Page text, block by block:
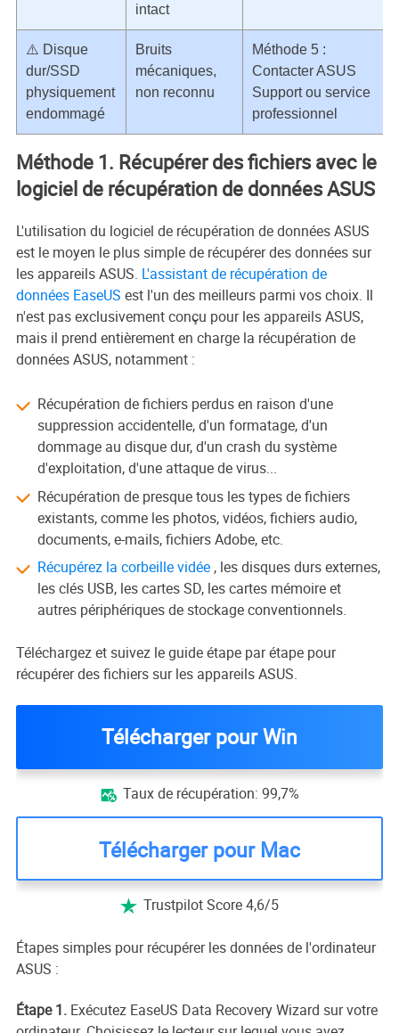
intact
⚠️ Disque
dur/SSD
physiquement
endommagé
Bruits
mécaniques,
non reconnu
Méthode 5 :
Contacter ASUS
Support ou service
professionnel
Méthode 1. Récupérer des fichiers avec le
logiciel de récupération de données ASUS
L'utilisation du logiciel de récupération de données ASUS
est le moyen le plus simple de récupérer des données sur
les appareils ASUS. L'assistant de récupération de
données EaseUS est l'un des meilleurs parmi vos choix. Il
n'est pas exclusivement conçu pour les appareils ASUS,
mais il prend entièrement en charge la récupération de
données ASUS, notamment :
Récupération de fichiers perdus en raison d'une
suppression accidentelle, d'un formatage, d'un
dommage au disque dur, d'un crash du système
d'exploitation, d'une attaque de virus...
Récupération de presque tous les types de fichiers
existants, comme les photos, vidéos, fichiers audio,
documents, e-mails, fichiers Adobe, etc.
Récupérez la corbeille vidée, les disques durs externes,
les clés USB, les cartes SD, les cartes mémoire et
autres périphériques de stockage conventionnels.
Téléchargez et suivez le guide étape par étape pour
récupérer des fichiers sur les appareils ASUS.
Télécharger pour Win
 Taux de récupération: 99,7%
Télécharger pour Mac
 Trustpilot Score 4,6/5
Étapes simples pour récupérer les données de l'ordinateur
ASUS :
Étape 1.Exécutez EaseUS Data Recovery Wizard sur votre